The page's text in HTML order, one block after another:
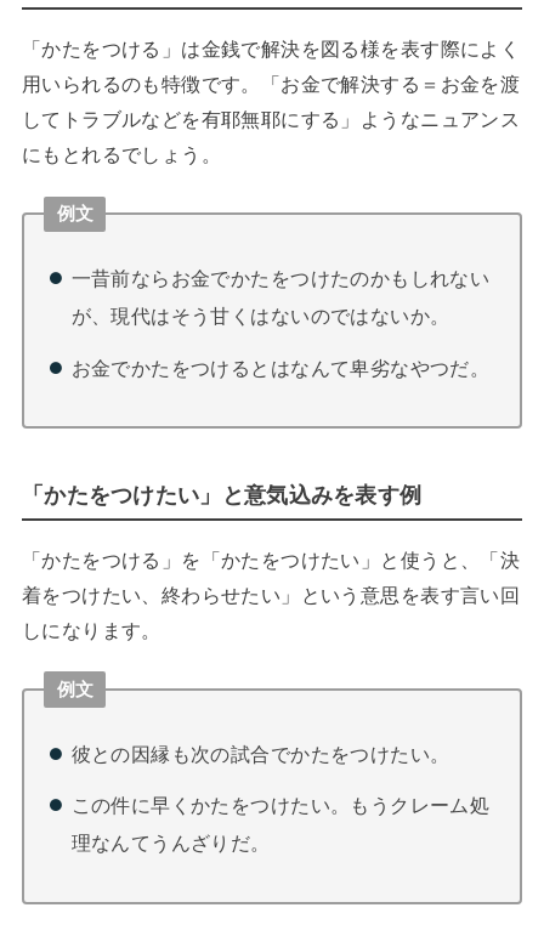
「かたをつける」は金銭で解決を図る様を表す際によく
用いられるのも特徴です。「お金で解決する＝お金を渡
してトラブルなどを有耶無耶にする」ようなニュアンス
にもとれるでしょう。
例文
一昔前ならお金でかたをつけたのかもしれない
が、現代はそう甘くはないのではないか。
お金でかたをつけるとはなんて卑劣なやつだ。
「かたをつけたい」と意気込みを表す例
「かたをつける」を「かたをつけたい」と使うと、「決
着をつけたい、終わらせたい」という意思を表す言い回
しになります。
例文
彼との因縁も次の試合でかたをつけたい。
この件に早くかたをつけたい。もうクレーム処
理なんてうんざりだ。